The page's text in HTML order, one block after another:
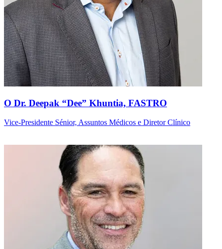
O Dr. Deepak “Dee” Khuntia, FASTRO
Vice-Presidente Sénior, Assuntos Médicos e Diretor Clínico